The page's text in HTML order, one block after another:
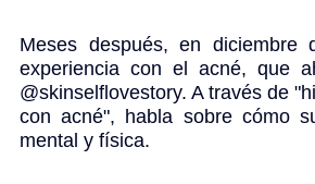
Meses después, en
experiencia con el acné, que
@skinselflovestory. A través de
con acné", habla sobre cómo
mental y física.